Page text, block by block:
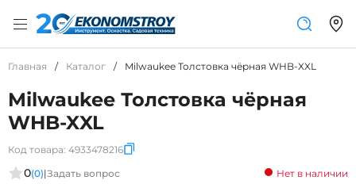
Главная / Каталог / Milwaukee Толстовка чёрная WHB-XXL
Milwaukee Толстовка чёрная
WHB-XXL
Код товара: 4933478216
0(0)|Задать вопрос Нет в наличии